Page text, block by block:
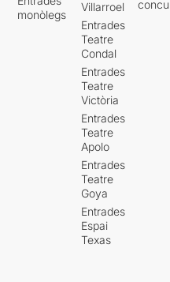
monòlegs
Villarroel
Entrades
Teatre
Condal
Entrades
Teatre
Victòria
Entrades
Teatre
Apolo
Entrades
Teatre
Goya
Entrades
Espai
Texas